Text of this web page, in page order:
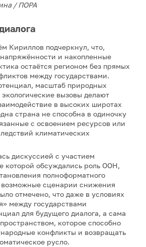
/ ПОРА
Кириллов подчеркнул, что,
и накопленные
остаётся регионом без прямых
между государствами.
масштаб природных
вызовы делают
в высоких широтах
страна не способна в одиночку
с освоением ресурсов или
климатических
дискуссией с участием
которой обсуждались роль ООН,
полноформатного
возможные сценарии снижения
отмечено, что даже в условиях
между государствами
для будущего диалога, а сама
которое способно
конфликты и возвращать
русло.